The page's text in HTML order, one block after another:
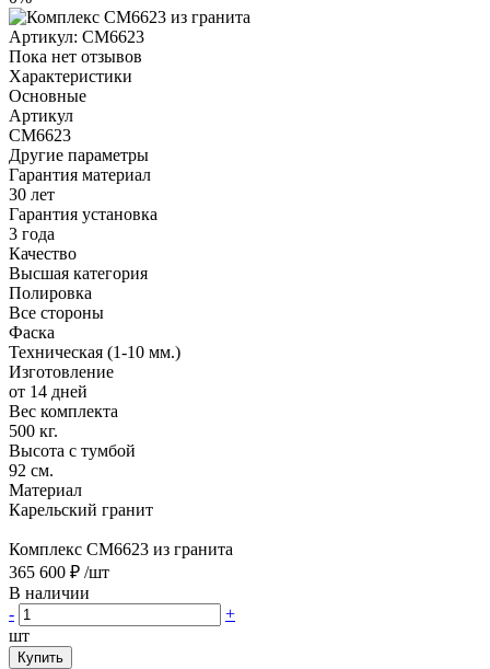
Артикул: CM6623
Пока нет отзывов
Характеристики
Основные
Артикул
CM6623
Другие параметры
Гарантия материал
30 лет
Гарантия установка
3 года
Качество
Высшая категория
Полировка
Все стороны
Фаска
Техническая (1-10 мм.)
Изготовление
от 14 дней
Вес комплекта
500 кг.
Высота с тумбой
92 см.
Материал
Карельский гранит
Комплекс CM6623 из гранита
365 600 ₽ /шт
В наличии
-
+
шт
Купить